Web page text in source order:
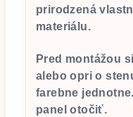
prirodzená
materiálu.
Pred montážou
alebo opri o
farebne
panel otočiť.